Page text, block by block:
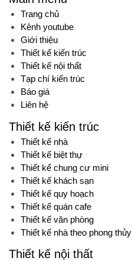
Trang chủ
Kênh youtube
Giới thiệu
Thiết kế kiến trúc
Thiết kế nội thất
Tạp chí kiến trúc
Báo giá
Liên hệ
Thiết kế kiến trúc
Thiết kế nhà
Thiết kế biệt thự
Thiết kế chung cư mini
Thiết kế khách sạn
Thiết kế quy hoạch
Thiết kế quán cafe
Thiết kế văn phòng
Thiết kế nhà theo phong thủy
Thiết kế nội thất